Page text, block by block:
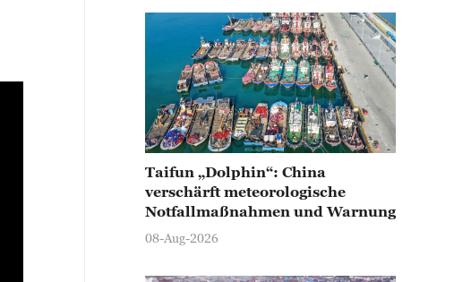
Taifun „Dolphin“: China
verschärft meteorologische
Notfallmaßnahmen und Warnung
08-Aug-2026